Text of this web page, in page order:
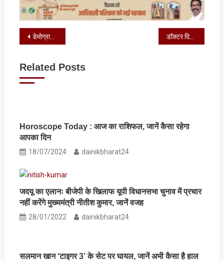
Post
डेमोग्राफी चेंज और अवैध घुसपैठ पर हाई लेवल कमेटी, इन मुद्दों पर भी करेगी जांच डॉक्टर दिनेश षाड़ंगी ने ओड़िया भाषायी अल्पसंख्यकों की शिक्षा व्यवस्था पर जताई चिंता
Related Posts
Horoscope Today : आज का राशिफल, जानें कैसा रहेगा
आपका दिन
18/07/2024 dainikbharat24
जदयू का एलानः बीजेपी के खिलाफ यूपी विधानसभा चुनाव में प्रचार
नहीं करेंगे मुख्यमंत्री नीतीश कुमार, जानें वजह
28/01/2022 dainikbharat24
सलमान खान ‘टाइगर 3’ के सेट पर घायल, जानें अभी कैसा है हाल